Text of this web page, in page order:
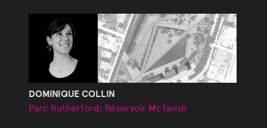
DOMINIQUE COLLIN
Parc Rutherford; Réservoir McTavish